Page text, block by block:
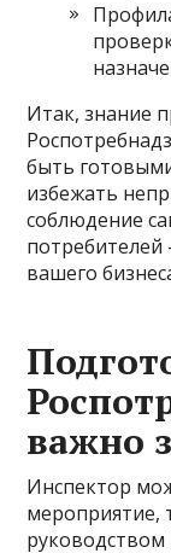
Итак, знание
быть
избежать
соблюдение
потребителей
вашего
важно
Инспектор
мероприятие,
руководством